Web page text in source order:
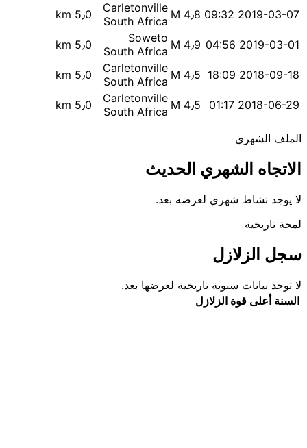
2019-03-07 09:32 M 4٫8 Carletonville
South Africa
5٫0 km
2019-03-01 04:56 M 4٫9 Soweto
South Africa
5٫0 km
2018-09-18 18:09 M 4٫5 Carletonville
South Africa
5٫0 km
2018-06-29 01:17 M 4٫5 Carletonville
South Africa
5٫0 km
الملف الشهري
الاتجاه الشهري الحديث
لا يوجد نشاط شهري لعرضه بعد.
لمحة تاريخية
سجل الزلازل
لا توجد بيانات سنوية تاريخية لعرضها بعد.
السنة أعلى قوة الزلازل